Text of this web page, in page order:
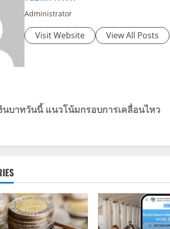
Administrator
Visit Website View All Posts
นบาทวันนี้ แนวโน้มกรอบการเคลื่อนไหว